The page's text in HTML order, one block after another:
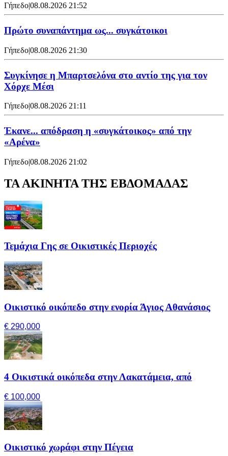
Γήπεδο|08.08.2026 21:52
Πρώτο συναπάντημα ως... συγκάτοικοι
Γήπεδο|08.08.2026 21:30
Συγκίνησε η Μπαρτσελόνα στο αντίο της για τον
Χόρχε Μέσι
Γήπεδο|08.08.2026 21:11
Έκανε... απόδραση η «συγκάτοικος» από την
«Αρένα»
Γήπεδο|08.08.2026 21:02
ΤΑ ΑΚΙΝΗΤΑ ΤΗΣ ΕΒΔΟΜΑΔΑΣ
Τεμάχια Γης σε Οικιστικές Περιοχές
Οικιστικό οικόπεδο στην ενορία Άγιος Αθανάσιος
€ 290,000
4 Οικιστικά οικόπεδα στην Λακατάμεια, από
€ 100,000
Οικιστικό χωράφι στην Πέγεια